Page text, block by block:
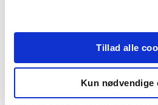
Tillad alle
Kun nødvendige
Willy og Onkel